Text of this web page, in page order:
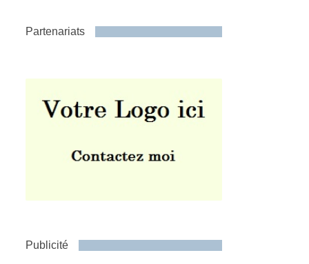
Partenariats
Publicité